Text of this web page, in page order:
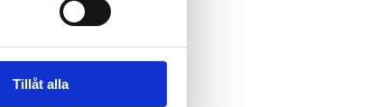
Tillåt alla